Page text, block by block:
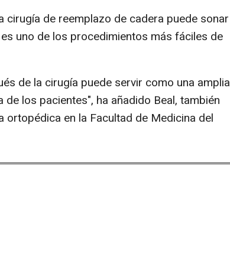
cirugía de reemplazo de cadera puede sonar
uno de los procedimientos más fáciles de
de la cirugía puede servir como una amplia
los pacientes", ha añadido Beal, también
en la Facultad de Medicina del